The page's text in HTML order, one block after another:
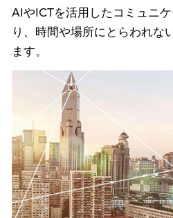
AIやICTを活用したコミュニ
り、時間や場所にとらわれな
ます。